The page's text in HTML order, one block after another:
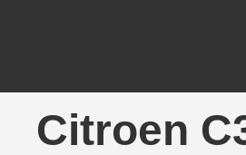
Citroen